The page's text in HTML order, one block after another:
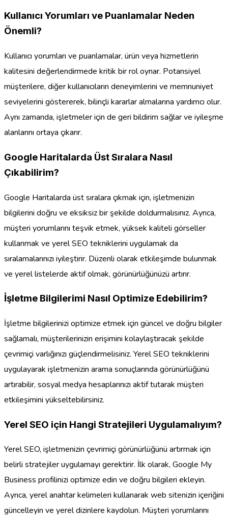
Kullanıcı Yorumları ve Puanlamalar Neden
Önemli?
Kullanıcı yorumları ve puanlamalar, ürün veya hizmetlerin
kalitesini değerlendirmede kritik bir rol oynar. Potansiyel
müşterilere, diğer kullanıcıların deneyimlerini ve memnuniyet
seviyelerini göstererek, bilinçli kararlar almalarına yardımcı olur.
Aynı zamanda, işletmeler için de geri bildirim sağlar ve iyileşme
alanlarını ortaya çıkarır.
Google Haritalarda Üst Sıralara Nasıl
Çıkabilirim?
Google Haritalarda üst sıralara çıkmak için, işletmenizin
bilgilerini doğru ve eksiksiz bir şekilde doldurmalısınız. Ayrıca,
müşteri yorumlarını teşvik etmek, yüksek kaliteli görseller
kullanmak ve yerel SEO tekniklerini uygulamak da
sıralamalarınızı iyileştirir. Düzenli olarak etkileşimde bulunmak
ve yerel listelerde aktif olmak, görünürlüğünüzü artırır.
İşletme Bilgilerimi Nasıl Optimize Edebilirim?
İşletme bilgilerinizi optimize etmek için güncel ve doğru bilgiler
sağlamalı, müşterilerinizin erişimini kolaylaştıracak şekilde
çevrimiçi varlığınızı güçlendirmelisiniz. Yerel SEO tekniklerini
uygulayarak işletmenizin arama sonuçlarında görünürlüğünü
artırabilir, sosyal medya hesaplarınızı aktif tutarak müşteri
etkileşimini yükseltebilirsiniz.
Yerel SEO için Hangi Stratejileri Uygulamalıyım?
Yerel SEO, işletmenizin çevrimiçi görünürlüğünü artırmak için
belirli stratejiler uygulamayı gerektirir. İlk olarak, Google My
Business profilinizi optimize edin ve doğru bilgileri ekleyin.
Ayrıca, yerel anahtar kelimeleri kullanarak web sitenizin içeriğini
güncelleyin ve yerel dizinlere kaydolun. Müşteri yorumlarını